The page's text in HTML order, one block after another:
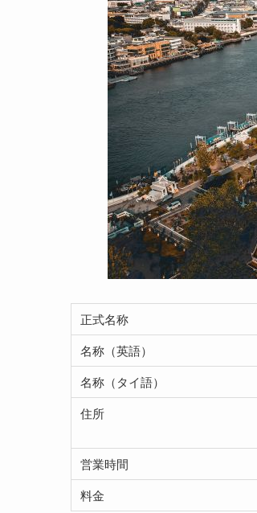
正式名称
名称（英語）
名称（タイ語）
住所
営業時間
料金